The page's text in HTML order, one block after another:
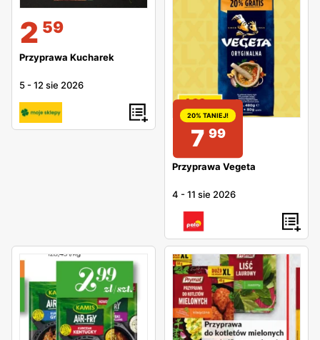
2 59
Przyprawa Kucharek
5 -12 sie 2026
20% TANIEJ!
7 99
Przyprawa Vegeta
4 -11 sie 2026